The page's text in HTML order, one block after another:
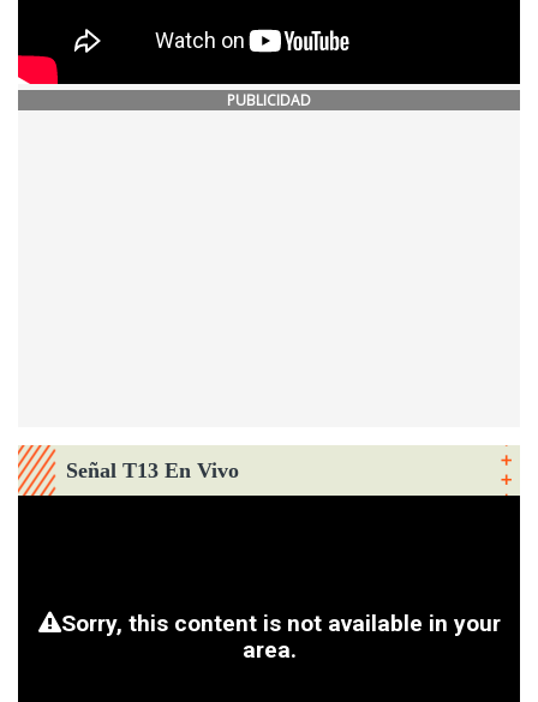
PUBLICIDAD
Señal T13 En Vivo